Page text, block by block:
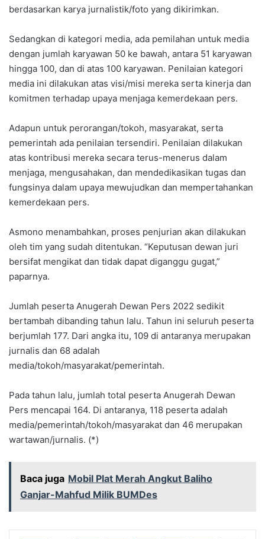
berdasarkan karya jurnalistik/foto yang dikirimkan.
Sedangkan di kategori media, ada pemilahan untuk media
dengan jumlah karyawan 50 ke bawah, antara 51 karyawan
hingga 100, dan di atas 100 karyawan. Penilaian kategori
media ini dilakukan atas visi/misi mereka serta kinerja dan
komitmen terhadap upaya menjaga kemerdekaan pers.
Adapun untuk perorangan/tokoh, masyarakat, serta
pemerintah ada penilaian tersendiri. Penilaian dilakukan
atas kontribusi mereka secara terus-menerus dalam
menjaga, mengusahakan, dan mendedikasikan tugas dan
fungsinya dalam upaya mewujudkan dan mempertahankan
kemerdekaan pers.
Asmono menambahkan, proses penjurian akan dilakukan
oleh tim yang sudah ditentukan. “Keputusan dewan juri
bersifat mengikat dan tidak dapat diganggu gugat,”
paparnya.
Jumlah peserta Anugerah Dewan Pers 2022 sedikit
bertambah dibanding tahun lalu. Tahun ini seluruh peserta
berjumlah 177. Dari angka itu, 109 di antaranya merupakan
jurnalis dan 68 adalah
media/tokoh/masyarakat/pemerintah.
Pada tahun lalu, jumlah total peserta Anugerah Dewan
Pers mencapai 164. Di antaranya, 118 peserta adalah
media/pemerintah/tokoh/masyarakat dan 46 merupakan
wartawan/jurnalis. (*)
Baca juga Mobil Plat Merah Angkut Baliho
Ganjar-Mahfud Milik BUMDes